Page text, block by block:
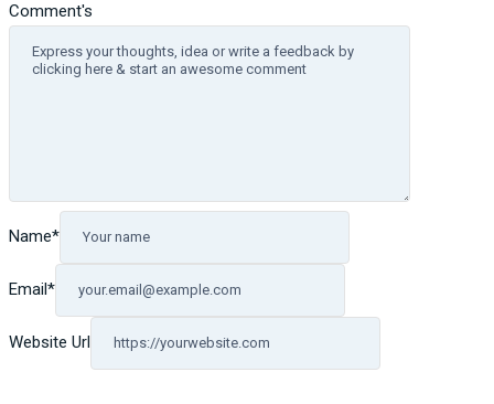
Comment's
Name*
Email*
Website Url